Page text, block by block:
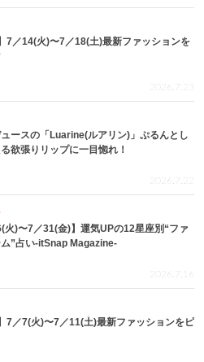
7／14(火)〜7／18(土)最新ファッションを
2026.7.23
ースの「Luarine(ルアリン)」ぷるんとし
欲張りリップに一目惚れ！
2026.7.22
火)〜7／31(金)】運気UPの12星座別“ファ
”占い-itSnap Magazine-
2026.7.16
7／7(火)〜7／11(土)最新ファッションをピ